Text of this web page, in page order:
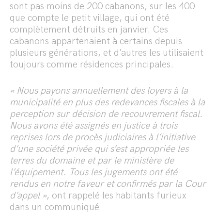
sont pas moins de 200 cabanons, sur les 400
que compte le petit village, qui ont été
complètement détruits en janvier. Ces
cabanons appartenaient à certains depuis
plusieurs générations, et d’autres les utilisaient
toujours comme résidences principales.
« Nous payons annuellement des loyers à la
municipalité en plus des redevances fiscales à la
perception sur décision de recouvrement fiscal.
Nous avons été assignés en justice à trois
reprises lors de procès judiciaires à l’initiative
d’une société privée qui s’est appropriée les
terres du domaine et par le ministère de
l’équipement. Tous les jugements ont été
rendus en notre faveur et confirmés par la Cour
d’appel », ont rappelé les habitants furieux
dans un communiqué